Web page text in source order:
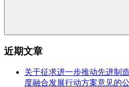
近期文章
关于征求进一步推动先进制
度融合发展行动方案意见的